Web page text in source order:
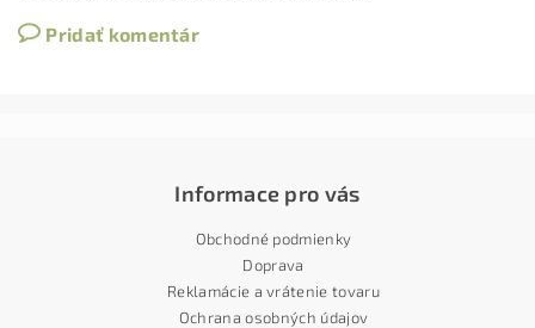
Pridať komentár
Informace pro vás
Obchodné podmienky
Doprava
Reklamácie a vrátenie tovaru
Ochrana osobných údajov